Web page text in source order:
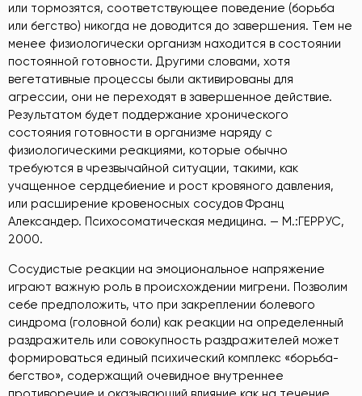
или тормозятся, соответствующее поведение (борьба
или бегство) никогда не доводится до завершения. Тем не
менее физиологически организм находится в состоянии
постоянной готовности. Другими словами, хотя
вегетативные процессы были активированы для
агрессии, они не переходят в завершенное действие.
Результатом будет поддержание хронического
состояния готовности в организме наряду с
физиологическими реакциями, которые обычно
требуются в чрезвычайной ситуации, такими, как
учащенное сердцебиение и рост кровяного давления,
или расширение кровеносных сосудов Франц
Александер. Психосоматическая медицина. — М.:ГЕРРУС,
2000.
Сосудистые реакции на эмоциональное напряжение
играют важную роль в происхождении мигрени. Позволим
себе предположить, что при закреплении болевого
синдрома (головной боли) как реакции на определенный
раздражитель или совокупность раздражителей может
формироваться единый психический комплекс «борьба-
бегство», содержащий очевидное внутреннее